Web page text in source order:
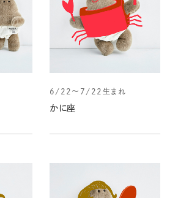
6/22～7/22生まれ
かに座